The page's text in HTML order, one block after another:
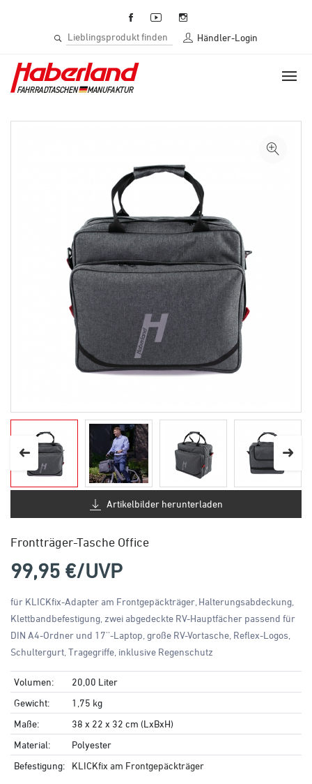
Händler-Login
Artikelbilder herunterladen
Frontträger-Tasche Office
99,95 €/UVP
für KLICKfix-Adapter am Frontgepäckträger, Halterungsabdeckung,
Klettbandbefestigung, zwei abgedeckte RV-Hauptfächer passend für
DIN A4-Ordner und 17''-Laptop, große RV-Vortasche, Reflex-Logos,
Schultergurt, Tragegriffe, inklusive Regenschutz
Volumen:
20,00 Liter
Gewicht:
1,75 kg
Maße:
38 x 22 x 32 cm (LxBxH)
Material:
Polyester
Befestigung:
KLICKfix am Frontgepäckträger